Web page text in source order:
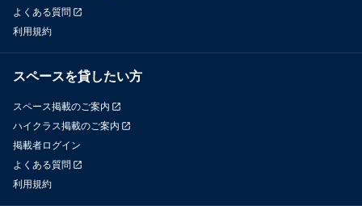
よくある質問
利用規約
スペースを貸したい方
スペース掲載のご案内
ハイクラス掲載のご案内
掲載者ログイン
よくある質問
利用規約